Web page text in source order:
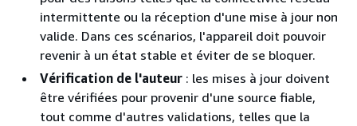
intermittente ou la réception d'une mise à jour non
valide. Dans ces scénarios, l'appareil doit pouvoir
revenir à un état stable et éviter de se bloquer.
Vérification de l'auteur : les mises à jour doivent
être vérifiées pour provenir d'une source fiable,
tout comme d'autres validations, telles que la